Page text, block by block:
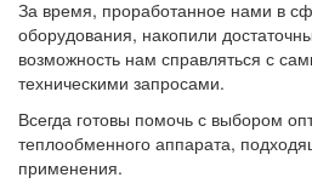
За время, проработанное нами в
оборудования, накопили
возможность нам справляться с
техническими запросами.
Всегда готовы помочь с выбором
теплообменного аппарата,
применения.